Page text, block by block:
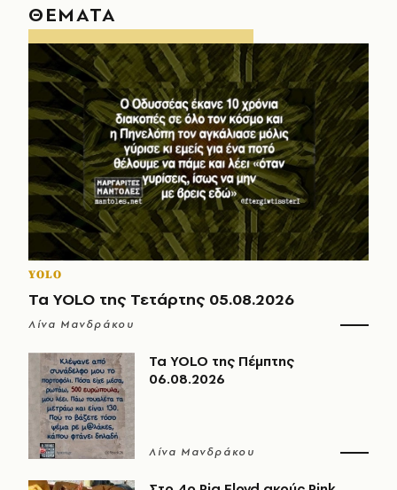
ΘΕΜΑΤΑ
YOLO
Τα YOLO της Τετάρτης 05.08.2026
Λίνα Μανδράκου
Τα YOLO της Πέμπτης
06.08.2026
Λίνα Μανδράκου